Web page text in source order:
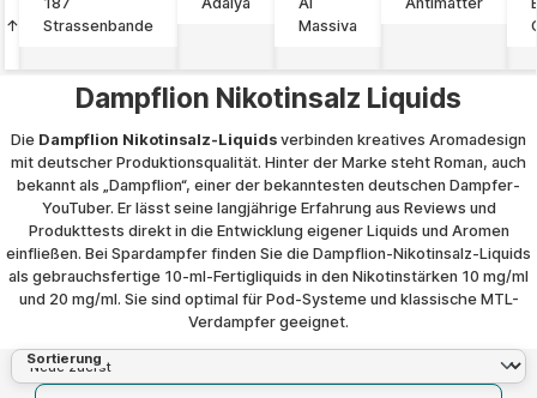
↑
Strassenbande
Massiva
Dampflion Nikotinsalz Liquids
Die Dampflion Nikotinsalz-Liquids verbinden kreatives Aromadesign
mit deutscher Produktionsqualität. Hinter der Marke steht Roman, auch
bekannt als „Dampflion“, einer der bekanntesten deutschen Dampfer-
YouTuber. Er lässt seine langjährige Erfahrung aus Reviews und
Produkttests direkt in die Entwicklung eigener Liquids und Aromen
einfließen. Bei Spardampfer finden Sie die Dampflion-Nikotinsalz-Liquids
als gebrauchsfertige 10-ml-Fertigliquids in den Nikotinstärken 10 mg/ml
und 20 mg/ml. Sie sind optimal für Pod-Systeme und klassische MTL-
Verdampfer geeignet.
Sortierung